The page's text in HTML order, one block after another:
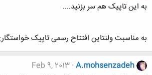
به این تاپیک هم سر بزنید....
به مناسبت ولنتاین افتتاح رسمی تاپیک
A.mohsenzadeh
Feb 9, 2013